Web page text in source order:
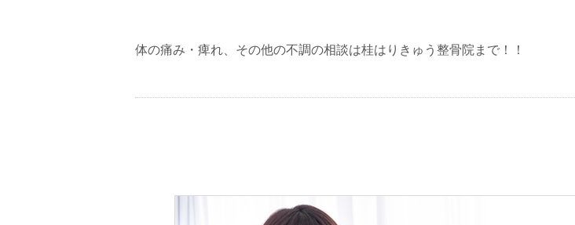
体の痛み・痺れ、その他の不調の相談は桂はりきゅう整骨院まで！！